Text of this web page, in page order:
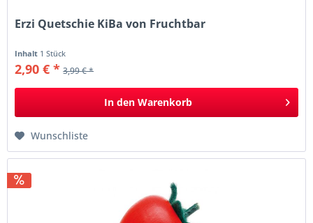
Erzi Quetschie KiBa von Fruchtbar
Inhalt 1 Stück
2,90 € * 3,99 € *
In den Warenkorb
Wunschliste